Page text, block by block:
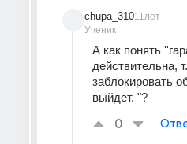
chupa_310
Ученик
11лет
А как понять
действительна,
заблокировать
выйдет. "?
0